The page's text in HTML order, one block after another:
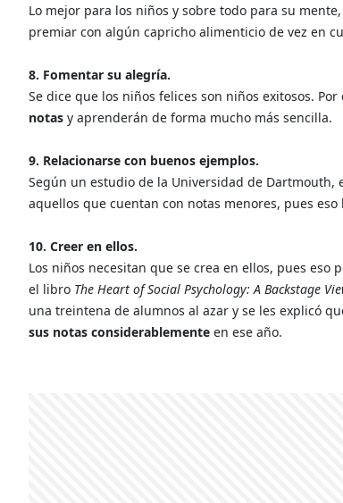
Lo mejor para los niños y sobre todo para su
premiar con algún capricho alimenticio de vez en
8. Fomentar su alegría.
Se dice que los niños felices son niños exitosos.
notas y aprenderán de forma mucho más sencilla.
9. Relacionarse con buenos ejemplos.
Según un estudio de la Universidad de Dartmouth,
aquellos que cuentan con notas menores, pues
10. Creer en ellos.
Los niños necesitan que se crea en ellos, pues
el libro The Heart of Social Psychology: A Backstage
una treintena de alumnos al azar y se les explicó
sus notas considerablemente en ese año.